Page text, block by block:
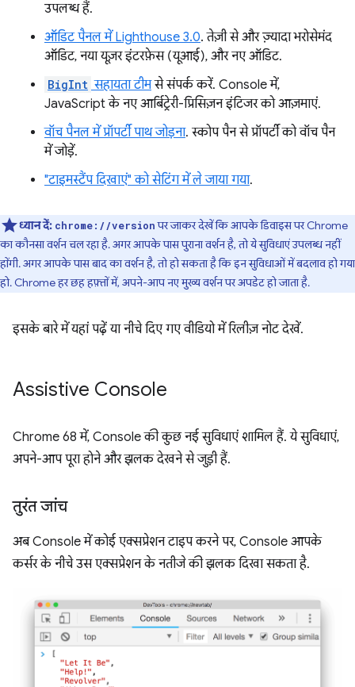
उपलब्ध हैं.
ऑडिट पैनल में Lighthouse 3.0. तेज़ी से और ज़्यादा भरोसेमंद
ऑडिट, नया यूज़र इंटरफ़ेस (यूआई), और नए ऑडिट.
BigInt सहायता टीमसे संपर्क करें. Console में,
JavaScript के नए आर्बिट्रेरी-प्रिसिज़न इंटिजर को आज़माएं.
वॉच पैनल में प्रॉपर्टी पाथ जोड़ना. स्कोप पैन से प्रॉपर्टी को वॉच पैन
में जोड़ें.
"टाइमस्टैंप दिखाएं" को सेटिंग में ले जाया गया.
ध्यान दें: chrome://versionपर जाकर देखें कि आपके डिवाइस पर Chrome
का कौनसा वर्शन चल रहा है. अगर आपके पास पुराना वर्शन है, तो ये सुविधाएं उपलब्ध नहीं
होंगी. अगर आपके पास बाद का वर्शन है, तो हो सकता है कि इन सुविधाओं में बदलाव हो गया
हो. Chrome हर छह हफ़्तों में, अपने-आप नए मुख्य वर्शन पर अपडेट हो जाता है.
इसके बारे में यहां पढ़ें या नीचे दिए गए वीडियो में रिलीज़ नोट देखें.
Assistive Console
Chrome 68 में, Console की कुछ नई सुविधाएं शामिल हैं. ये सुविधाएं,
अपने-आप पूरा होने और झलक देखने से जुड़ी हैं.
तुरंत जांच
अब Console में कोई एक्सप्रेशन टाइप करने पर, Console आपके
कर्सर के नीचे उस एक्सप्रेशन के नतीजे की झलक दिखा सकता है.